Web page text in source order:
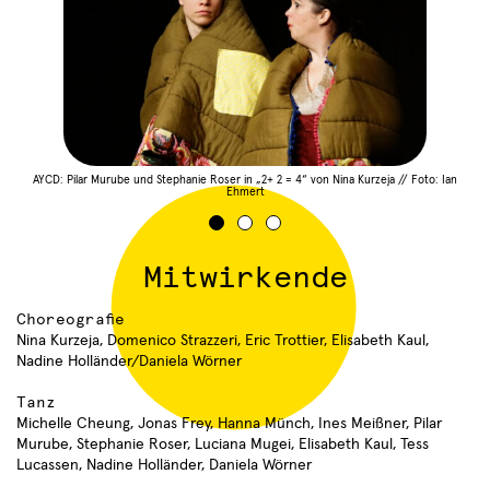
Aktuelles
Über uns
Profil
Satzung
Projekte
Tanz in der Fläche
AYCD: Pilar Murube und Stephanie Roser in „2+ 2 = 4“ von Nina Kurzeja // Foto: Ian
Ehmert
Mitwirkende
Choreografie
Nina Kurzeja, Domenico Strazzeri, Eric Trottier, Elisabeth Kaul,
Nadine Holländer/Daniela Wörner
Tanz
Michelle Cheung, Jonas Frey, Hanna Münch, Ines Meißner, Pilar
Murube, Stephanie Roser, Luciana Mugei, Elisabeth Kaul, Tess
Lucassen, Nadine Holländer, Daniela Wörner
Termine
28.06.2026
Fachtag "Tanz und Care" in
Kooperation mit Dachverband
Tanz und Roxy Ulm
Community Tagungen und Symposien
Veranstaltungen
Workshops und Fortbildungen
Choreografen Compagnien
Freie Ensembles Institutionen
4
7
7
2
Sie haben sich erfolgreich
für den TanzSzene Baden-
Württemberg Newsletter
Danke!